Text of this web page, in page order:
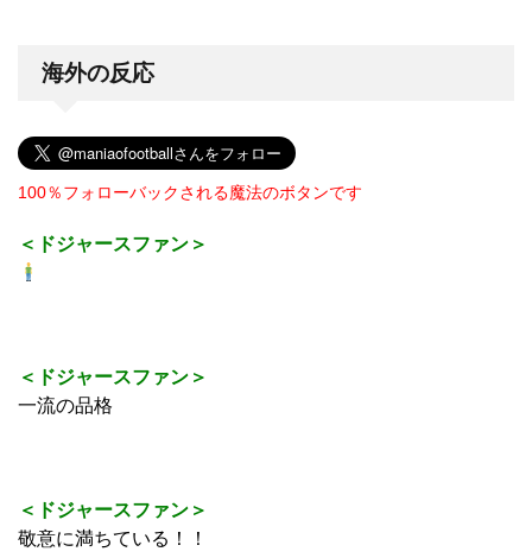
海外の反応
100％フォローバックされる魔法のボタンです
＜ドジャースファン＞
＜ドジャースファン＞
一流の品格
＜ドジャースファン＞
敬意に満ちている！！